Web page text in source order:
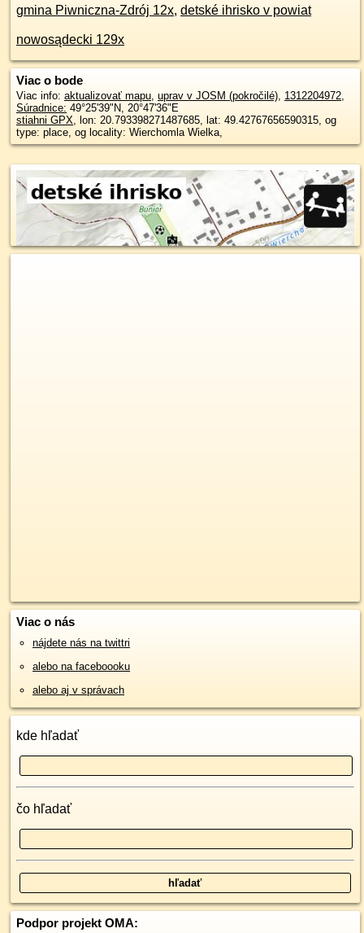
gmina Piwniczna-Zdrój 12x, detské ihrisko v powiat
nowosądecki 129x
Viac o bode
Viac info: aktualizovať mapu, uprav v JOSM (pokročilé), 1312204972,
Súradnice: 49°25'39"N, 20°47'36"E
stiahni GPX, lon: 20.793398271487685, lat: 49.42767656590315, og
type: place, og locality: Wierchomla Wielka,
Viac o nás
nájdete nás na twittri
alebo na faceboooku
alebo aj v správach
kde hľadať
čo hľadať
Podpor projekt OMA: